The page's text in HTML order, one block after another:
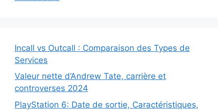
Incall vs Outcall : Comparaison des Types de
Services
Valeur nette d’Andrew Tate, carrière et
controverses 2024
PlayStation 6: Date de sortie, Caractéristiques,